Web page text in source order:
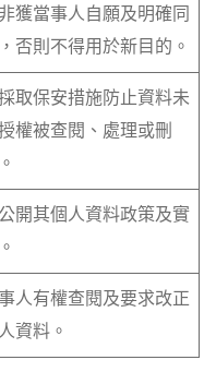
獲當事人自願及明確同
否則不得用於新目的。
取保安措施防止資料未
權被查閱、處理或刪
開其個人資料政策及實
人有權查閱及要求改正
資料。